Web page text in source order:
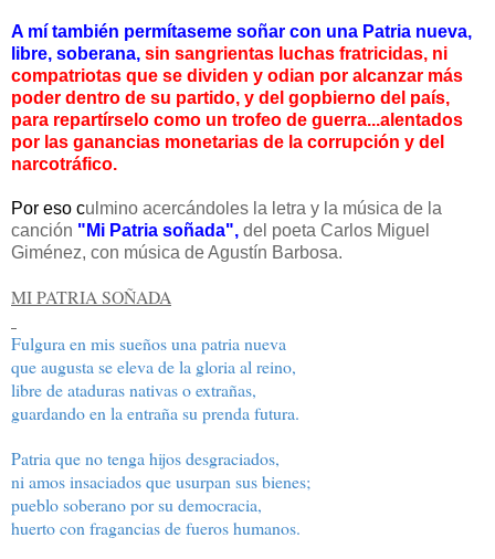
A mí también permítaseme soñar con una Patria nueva,
libre, soberana, sin sangrientas luchas fratricidas, ni
compatriotas que se dividen y odian por alcanzar más
poder dentro de su partido, y del gopbierno del país,
para repartírselo como un trofeo de guerra...alentados
por las ganancias monetarias de la corrupción y del
narcotráfico.
Por eso culmino acercándoles la letra y la música de la
canción "Mi Patria soñada", del poeta Carlos Miguel
Giménez, con música de Agustín Barbosa.
MI PATRIA SOÑADA
Fulgura en mis sueños una patria nueva
que augusta se eleva de la gloria al reino,
libre de ataduras nativas o extrañas,
guardando en la entraña su prenda futura.
Patria que no tenga hijos desgraciados,
ni amos insaciados que usurpan sus bienes;
pueblo soberano por su democracia,
huerto con fragancias de fueros humanos.